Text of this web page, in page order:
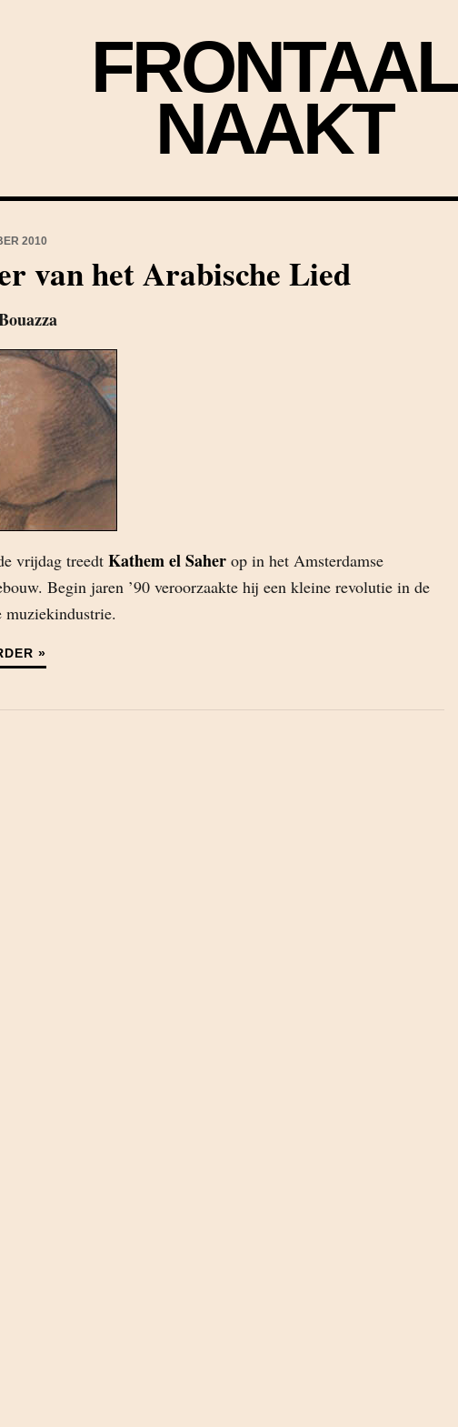
FRONTAAL
NAAKT
2010
van het Arabische Lied
vrijdag treedt Kathem el Saher op in het Amsterdamse
Begin jaren ’90 veroorzaakte hij een kleine revolutie in de
muziekindustrie.
»